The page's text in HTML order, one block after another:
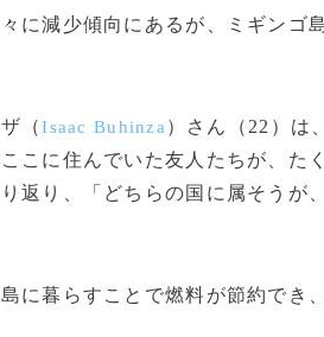
に減少傾向にあるが、ミギンゴ
（Isaac Buhinza ）さん（22）は
こに住んでいた友人たちが、た
返り、「どちらの国に属そうが
に暮らすことで燃料が節約でき